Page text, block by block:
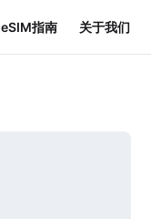
eSIM指南 关于我们